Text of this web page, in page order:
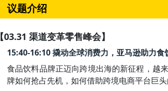
议题介绍
【03.31 渠道变革零售峰会】
15:40-16:10 撬动全球消费力，亚马逊助力食
食品饮料品牌正迈向跨境出海的新征程，越
牌如何抢占先机，如何借助跨境电商平台巨